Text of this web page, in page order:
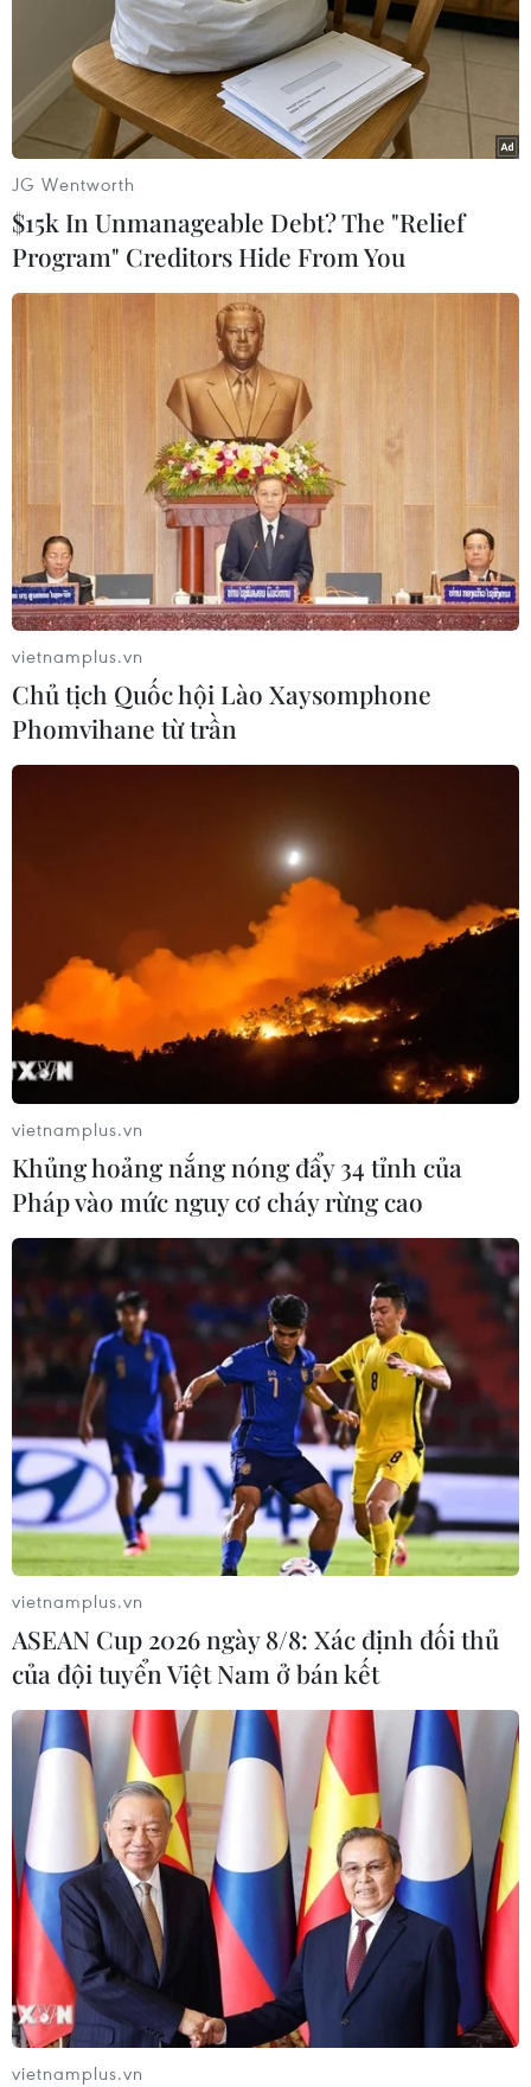
Thủy thủ Triều Tiên tử vong sau khi bị
Nga bắt vì đánh cá bất hợp pháp
20/09/2019 10:55
Tàu tuần tra Nga đã phát hiện 2 chiếc tàu và 11 xuồng
máy của Triều Tiên đánh bắt cá bất hợp pháp tại vùng
biển nước này và bắt giữ chiếc tàu thứ nhất, trong khi
chiếc tàu thứ hai nổ súng tấn công.
Biên phòng Nga tiếp tục bắt giữ nhiều tàu
cá của Triều Tiên
27/09/2019 07:53
Các tàu trên đã được đưa tới cảng Nakhodka của Nga
và lực lượng biên phòng đã tịch thu 30.000 con mực
cũng như các thiết bị đánh bắt trái phép.
G-77 thông qua tuyên bố kêu gọi dỡ bỏ các
lệnh trừng phạt Triều Tiên
30/09/2019 02:34
Trong cuộc họp cấp bộ trưởng G-77 ở New York bên lề
phiên họp Đại hội đồng Liên hợp quốc, các nước thành
viên đã thông qua một tuyên bố kêu gọi ngay lập tức
dỡ bỏ các lệnh trừng phạt với Triều Tiên.
JG Wentworth
$15k In Unmanageable Debt? The "Relief
Program" Creditors Hide From You
vietnamplus.vn
Chủ tịch Quốc hội Lào Xaysomphone
Phomvihane từ trần
vietnamplus.vn
Khủng hoảng nắng nóng đẩy 34 tỉnh của
Pháp vào mức nguy cơ cháy rừng cao
vietnamplus.vn
ASEAN Cup 2026 ngày 8/8: Xác định đối thủ
của đội tuyển Việt Nam ở bán kết
vietnamplus.vn